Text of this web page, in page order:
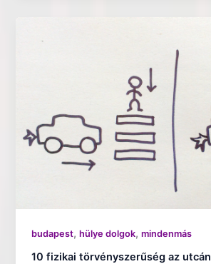
budapest,hülye dolgok,mindenmás
10 fizikai törvényszerűség az utcán